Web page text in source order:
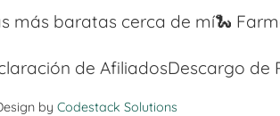
más baratas cerca de mí🐍
de AfiliadosDescargo de
by Codestack Solutions